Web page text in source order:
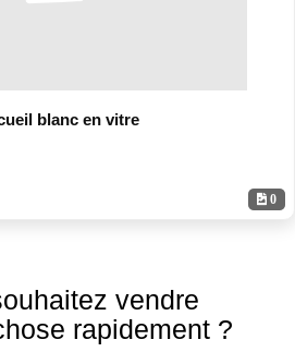
0
blanc en vitre
vendre
rapidement ?